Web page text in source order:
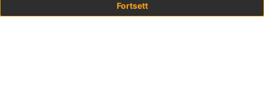
Fortsett